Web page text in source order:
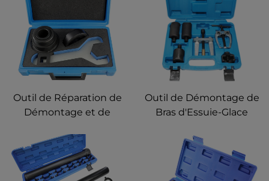
Outil de retrait de
bougies d'allumage
électrique automobile
Outil de Réparation de
Démontage et de
Roulements des
Pignons de Différentiel
Arrière pour Land Rover
Outil de Démontage de
Bras d'Essuie-Glace
Ford Mercedes-Benz
BMW Honda Démonte-
Bras d'Essuie-Glace